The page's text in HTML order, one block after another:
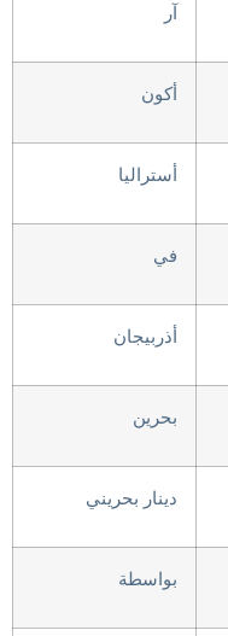
آر
أكون
أستراليا
في
أذربيجان
بحرين
دينار بحريني
بواسطة